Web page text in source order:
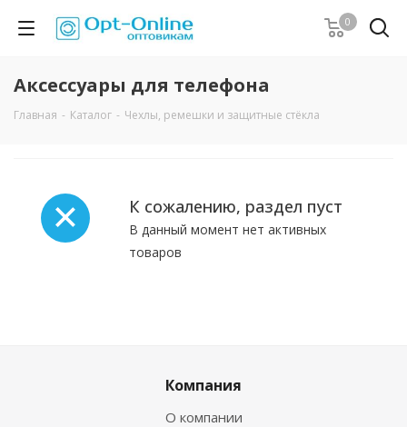
0
Аксессуары для телефона
Главная - Каталог - Чехлы, ремешки и защитные стёкла
К сожалению, раздел пуст
В данный момент нет активных
товаров
Компания
О компании